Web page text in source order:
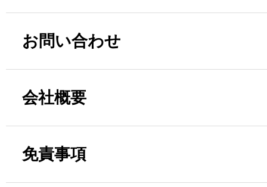
お問い合わせ
会社概要
免責事項